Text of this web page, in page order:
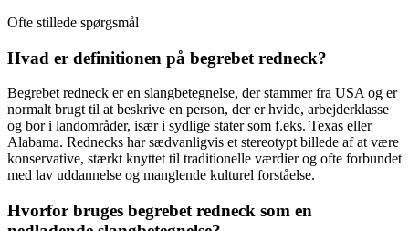
Ofte stillede spørgsmål
Hvad er definitionen på begrebet redneck?
Begrebet redneck er en slangbetegnelse, der stammer fra USA og er
normalt brugt til at beskrive en person, der er hvide, arbejderklasse
og bor i landområder, især i sydlige stater som f.eks. Texas eller
Alabama. Rednecks har sædvanligvis et stereotypt billede af at være
konservative, stærkt knyttet til traditionelle værdier og ofte forbundet
med lav uddannelse og manglende kulturel forståelse.
Hvorfor bruges begrebet redneck som en